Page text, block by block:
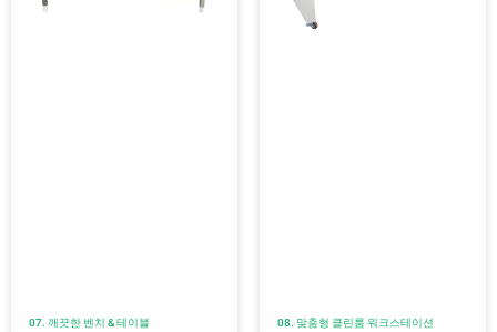
07. 깨끗한 벤치 & 테이블 08. 맞춤형 클린룸 워크스테이션